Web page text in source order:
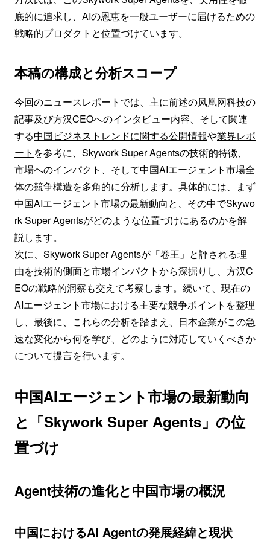
底的に追求し、AIの恩恵を一般ユーザーに届けるための
戦略的プロダクトと位置づけています。
本稿の構成と分析スコープ
今回のニュースレポートでは、主に前述の凤凰网科技の
記事及び方汉CEOへのインタビュー内容、そして関連
する中国ビジネストレンドに関する公開情報や業界レポ
ート を参考に、Skywork Super Agentsの技術的特徴、
市場へのインパクト、そして中国AIエージェント市場全
体の競争構造を多角的に分析します。具体的には、まず
中国AIエージェント市場の最新動向と、その中でSkywo
rk Super Agentsがどのような位置づけにあるのかを解
説します。
次に、Skywork Super Agentsが「卷王」と評される理
由を技術的側面と市場インパクトから深掘りし、方汉C
EOの戦略的洞察も交えて考察します。続いて、現在の
AIエージェント市場における主要な競争ポイントを整理
し、最後に、これらの分析を踏まえ、日本企業がこの急
速な変化から何を学び、どのように対応していくべきか
について提言を行います。
中国AIエージェント市場の最新動向
と「Skywork Super Agents」の位
置づけ
Agent技術の進化と中国市場の概況
中国におけるAI Agentの発展経緯と現状